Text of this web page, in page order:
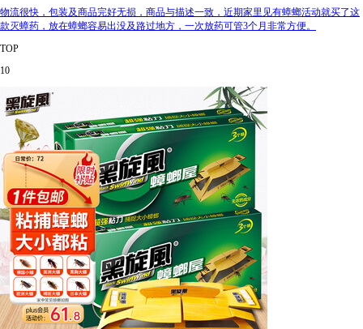
物流很快，包装及商品完好无损，商品与描述一致，近期家里见有蟑螂活动就买了这
款灭蟑药，放在蟑螂容易出没及路过地方，一次放药可管3个月非常方便。
TOP
10